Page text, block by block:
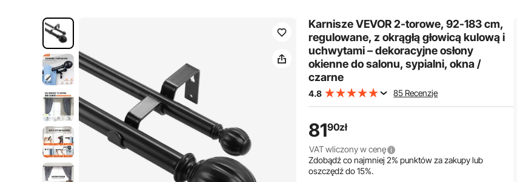
Karnisze VEVOR 2-torowe, 92-183 cm,
regulowane, z okrągłą głowicą kulową i
uchwytami – dekoracyjne osłony
okienne do salonu, sypialni, okna /
czarne
4.8 85 Recenzje
8190zł
VAT wliczony w cenę
Zdobądź co najmniej2% punktów za zakupy lub
oszczędź do15%.